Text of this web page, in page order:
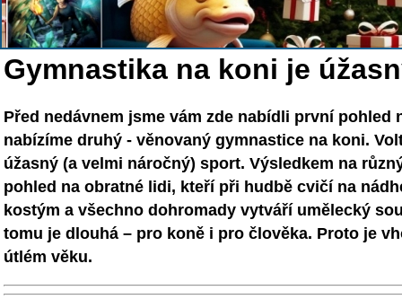
Gymnastika na koni je
Před nedávnem jsme vám zde nabídli první pohled
nabízíme druhý - věnovaný gymnastice na koni.
úžasný (a velmi náročný) sport. Výsledkem na
pohled na obratné lidi, kteří při hudbě cvičí na
kostým a všechno dohromady vytváří umělecký
tomu je dlouhá – pro koně i pro člověka. Proto je
útlém věku.